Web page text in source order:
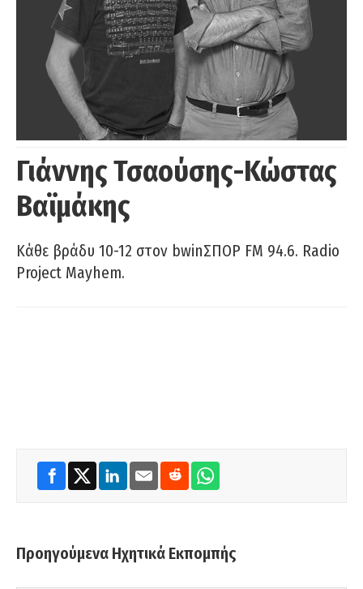
Γιάννης Τσαούσης-Κώστας
Βαϊμάκης
Κάθε βράδυ 10-12 στον bwinΣΠΟΡ FM 94.6. Radio
Project Mayhem.
Προηγούμενα Ηχητικά Εκπομπής